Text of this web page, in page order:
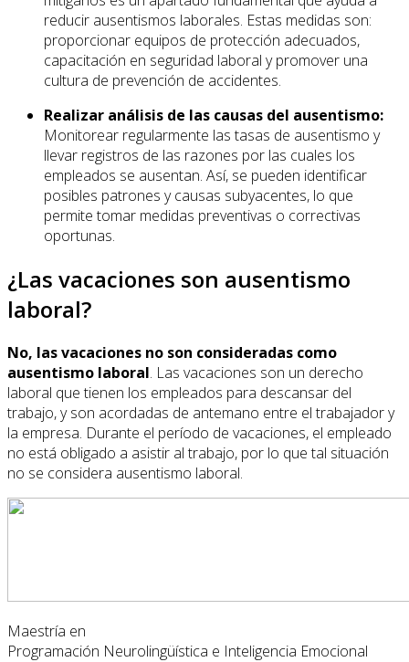
reducir ausentismos laborales. Estas medidas son:
proporcionar equipos de protección adecuados,
capacitación en seguridad laboral y promover una
cultura de prevención de accidentes.
Realizar análisis de las causas del ausentismo:
Monitorear regularmente las tasas de ausentismo y
llevar registros de las razones por las cuales los
empleados se ausentan. Así, se pueden identificar
posibles patrones y causas subyacentes, lo que
permite tomar medidas preventivas o correctivas
oportunas.
¿Las vacaciones son ausentismo
laboral?
No, las vacaciones no son consideradas como
ausentismo laboral. Las vacaciones son un derecho
laboral que tienen los empleados para descansar del
trabajo, y son acordadas de antemano entre el trabajador y
la empresa. Durante el período de vacaciones, el empleado
no está obligado a asistir al trabajo, por lo que tal situación
no se considera ausentismo laboral.
Maestría en
Programación Neurolingüística e Inteligencia Emocional